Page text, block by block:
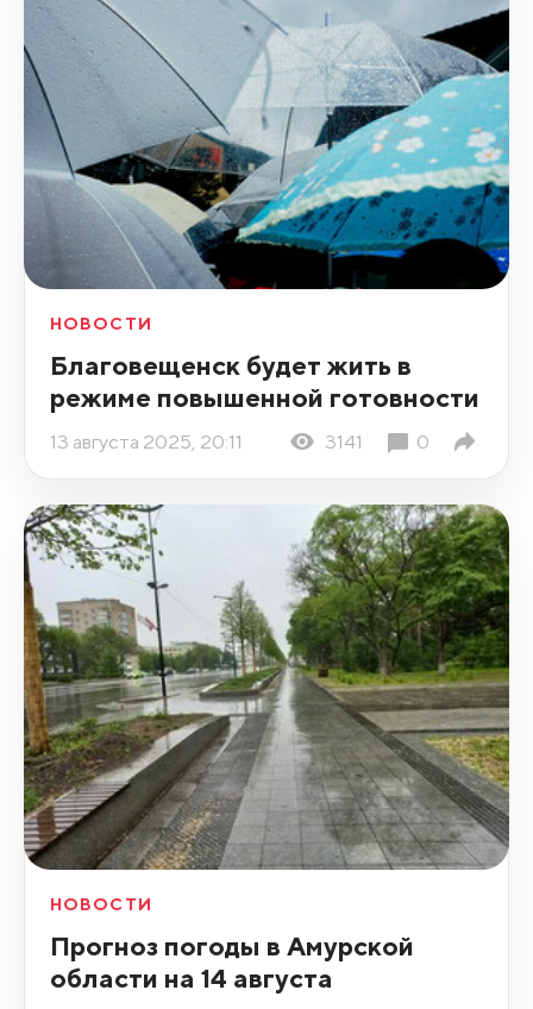
НОВОСТИ
Благовещенск будет жить в
режиме повышенной готовности
13 августа 2025, 20:11 3141 0
НОВОСТИ
Прогноз погоды в Амурской
области на 14 августа